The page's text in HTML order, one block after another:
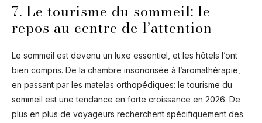
7. Le tourisme du sommeil: le
repos au centre de l’attention
Le sommeil est devenu un luxe essentiel, et les hôtels l’ont
bien compris. De la chambre insonorisée à l’aromathérapie,
en passant par les matelas orthopédiques: le tourisme du
sommeil est une tendance en forte croissance en 2026. De
plus en plus de voyageurs recherchent spécifiquement des